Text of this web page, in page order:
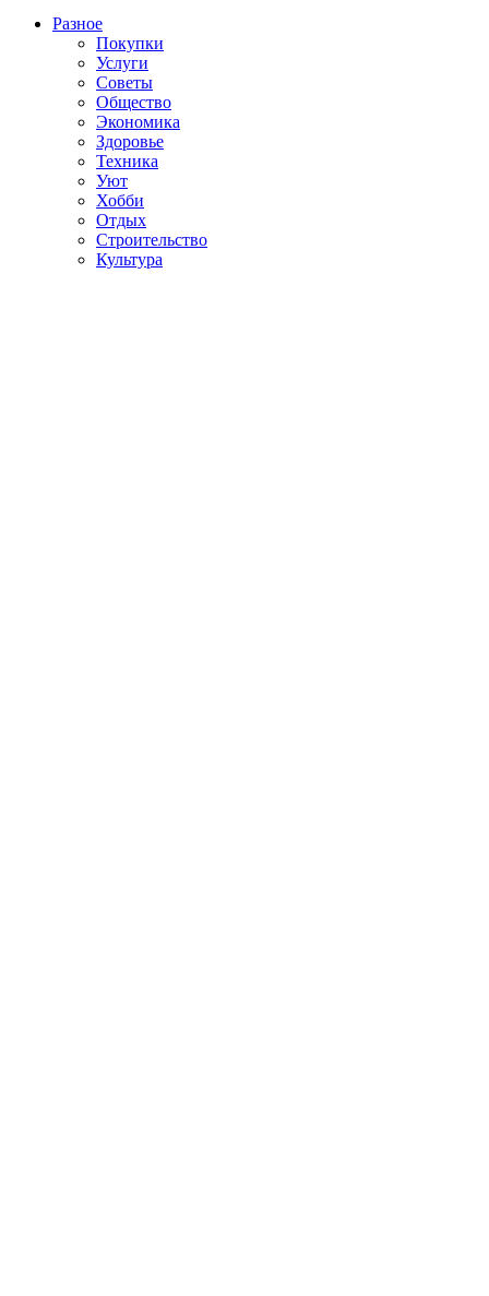
Разное
Покупки
Услуги
Советы
Общество
Экономика
Здоровье
Техника
Уют
Хобби
Отдых
Строительство
Культура